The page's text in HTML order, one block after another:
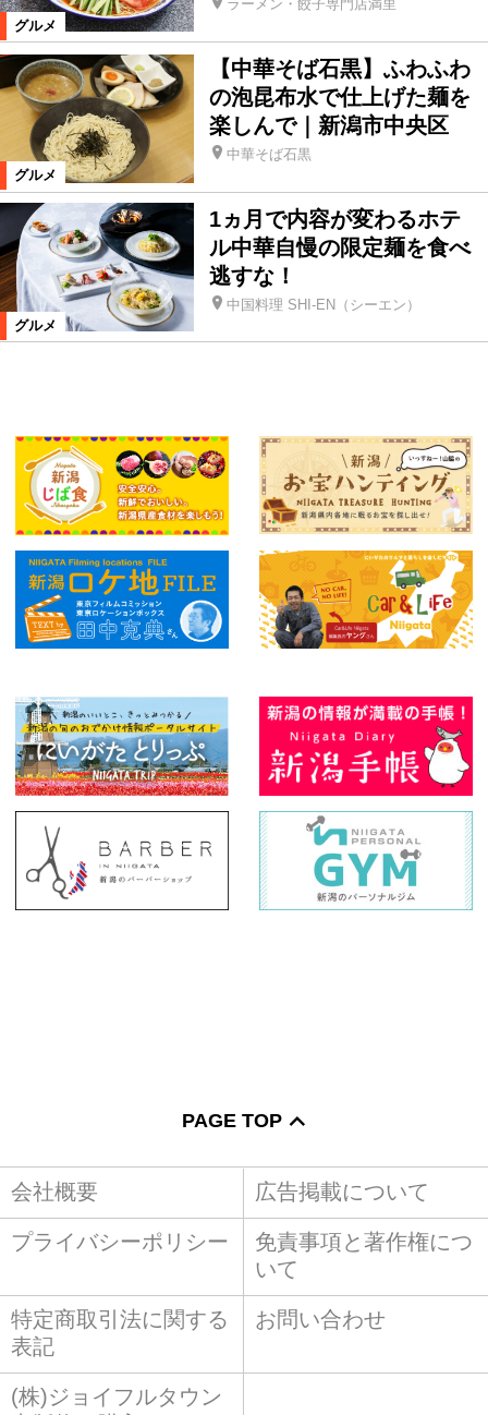
グルメ
ラーメン・餃子専門店満里
グルメ
【中華そば石黒】ふわふわ
の泡昆布水で仕上げた麺を
楽しんで｜新潟市中央区
中華そば石黒
グルメ
1ヵ月で内容が変わるホテ
ル中華自慢の限定麺を食べ
逃すな！
中国料理 SHI-EN（シーエン）
PAGE TOP
会社概要 広告掲載について
プライバシーポリシー
免責事項と著作権につ
いて
特定商取引法に関する
表記
お問い合わせ
(株)ジョイフルタウン